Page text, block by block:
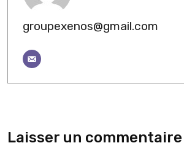
groupexenos@gmail.com
Laisser un commentaire